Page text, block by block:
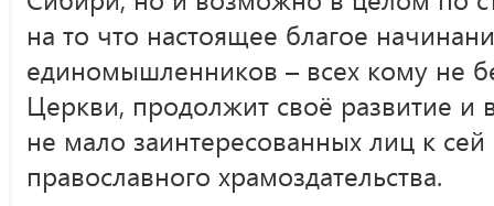
на то что настоящее благое
единомышленников – всех кому не
Церкви, продолжит своё развитие и
не мало заинтересованных лиц к
православного храмоздательства.